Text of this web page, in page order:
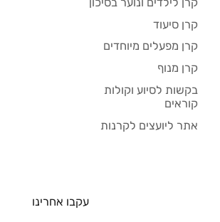
קרן סיעוד
קרן מפעלים מיוחדים
קרן מנוף
בקשות לסיוע וקולות
קוראים
אתר ליועצים לקרנות
עקבו אחרינו